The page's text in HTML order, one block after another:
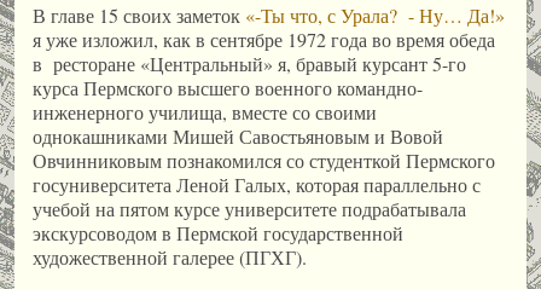
В главе 15 своих заметок «-Ты что, с Урала? - Ну… Да!»
я уже изложил, как в сентябре 1972 года во время обеда
в ресторане «Центральный» я, бравый курсант 5-го
курса Пермского высшего военного командно-
инженерного училища, вместе со своими
однокашниками Мишей Савостьяновым и Вовой
Овчинниковым познакомился со студенткой Пермского
госуниверситета Леной Галых, которая параллельно с
учебой на пятом курсе университете подрабатывала
экскурсоводом в Пермской государственной
художественной галерее (ПГХГ).